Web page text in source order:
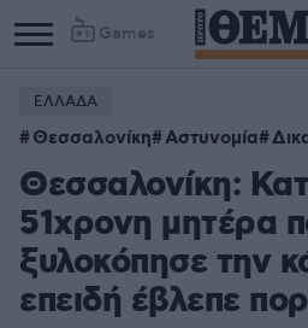
Games
Column
1
Column
2
ΕΛΛΑΔΑ
Θεσσαλονίκη Αστυνομία
Θεσσαλονίκη:
51χρονη μητέρα
ξυλοκόπησε την
επειδή έβλεπε